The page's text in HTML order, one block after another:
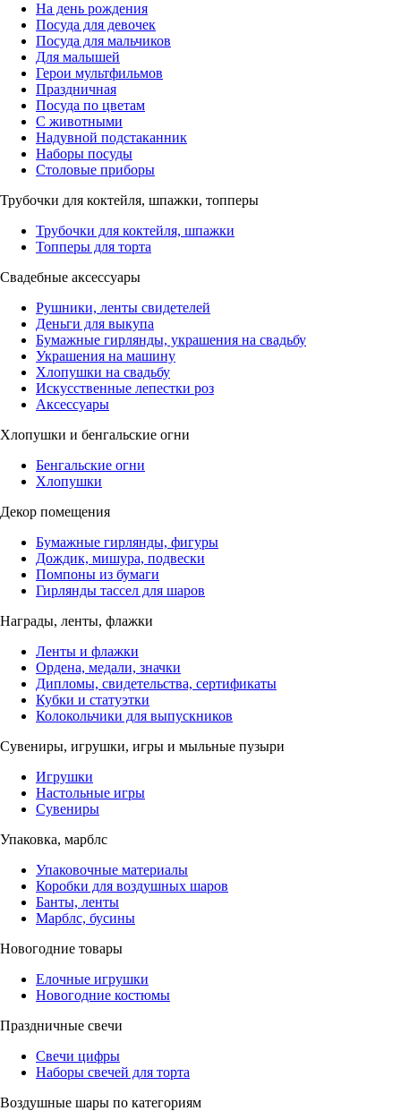
На день рождения
Посуда для девочек
Посуда для мальчиков
Для малышей
Герои мультфильмов
Праздничная
Посуда по цветам
С животными
Надувной подстаканник
Наборы посуды
Столовые приборы
Трубочки для коктейля, шпажки, топперы
Трубочки для коктейля, шпажки
Топперы для торта
Свадебные аксессуары
Рушники, ленты свидетелей
Деньги для выкупа
Бумажные гирлянды, украшения на свадьбу
Украшения на машину
Хлопушки на свадьбу
Искусственные лепестки роз
Аксессуары
Хлопушки и бенгальские огни
Бенгальские огни
Хлопушки
Декор помещения
Бумажные гирлянды, фигуры
Дождик, мишура, подвески
Помпоны из бумаги
Гирлянды тассел для шаров
Награды, ленты, флажки
Ленты и флажки
Ордена, медали, значки
Дипломы, свидетельства, сертификаты
Кубки и статуэтки
Колокольчики для выпускников
Сувениры, игрушки, игры и мыльные пузыри
Игрушки
Настольные игры
Сувениры
Упаковка, марблс
Упаковочные материалы
Коробки для воздушных шаров
Банты, ленты
Марблс, бусины
Новогодние товары
Елочные игрушки
Новогодние костюмы
Праздничные свечи
Свечи цифры
Наборы свечей для торта
Воздушные шары по категориям